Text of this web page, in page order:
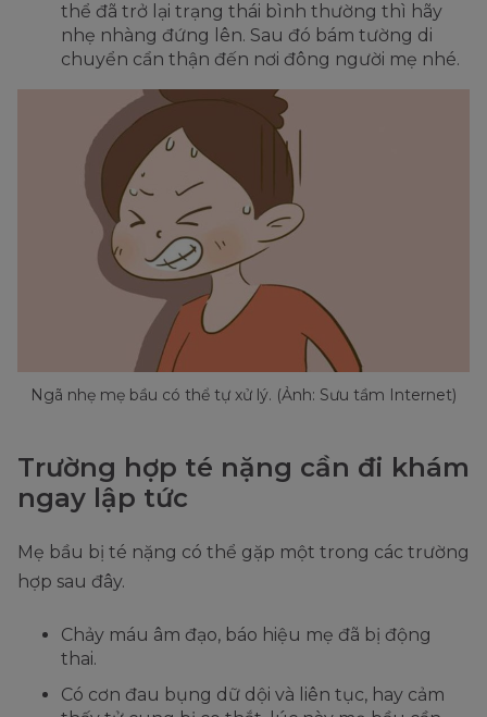
thể đã trở lại trạng thái bình thường thì hãy
nhẹ nhàng đứng lên. Sau đó bám tường di
chuyển cẩn thận đến nơi đông người mẹ nhé.
Ngã nhẹ mẹ bầu có thể tự xử lý. (Ảnh: Sưu tầm Internet)
Trường hợp té nặng cần đi khám
ngay lập tức
Mẹ bầu bị té nặng có thể gặp một trong các trường
hợp sau đây.
Chảy máu âm đạo, báo hiệu mẹ đã bị động
thai.
Có cơn đau bụng dữ dội và liên tục, hay cảm